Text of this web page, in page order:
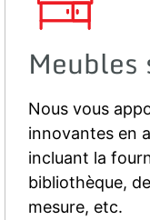
Meubles
Nous vous
innovantes en
incluant la
bibliothèque,
mesure, etc.